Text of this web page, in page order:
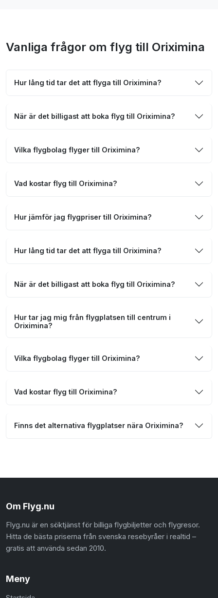
Vanliga frågor om flyg till Oriximina
Hur lång tid tar det att flyga till Oriximina?
När är det billigast att boka flyg till Oriximina?
Vilka flygbolag flyger till Oriximina?
Vad kostar flyg till Oriximina?
Hur jämför jag flygpriser till Oriximina?
Hur lång tid tar det att flyga till Oriximina?
När är det billigast att boka flyg till Oriximina?
Hur tar jag mig från flygplatsen till centrum i
Oriximina?
Vilka flygbolag flyger till Oriximina?
Vad kostar flyg till Oriximina?
Finns det alternativa flygplatser nära Oriximina?
Om Flyg.nu
Flyg.nu är en söktjänst för billiga flygbiljetter och flygresor.
Hitta de bästa priserna från svenska resebyråer i realtid –
gratis att använda sedan 2010.
Meny